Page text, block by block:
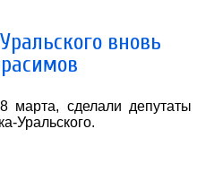
вновь
марта, сделали депутаты
Уральского.